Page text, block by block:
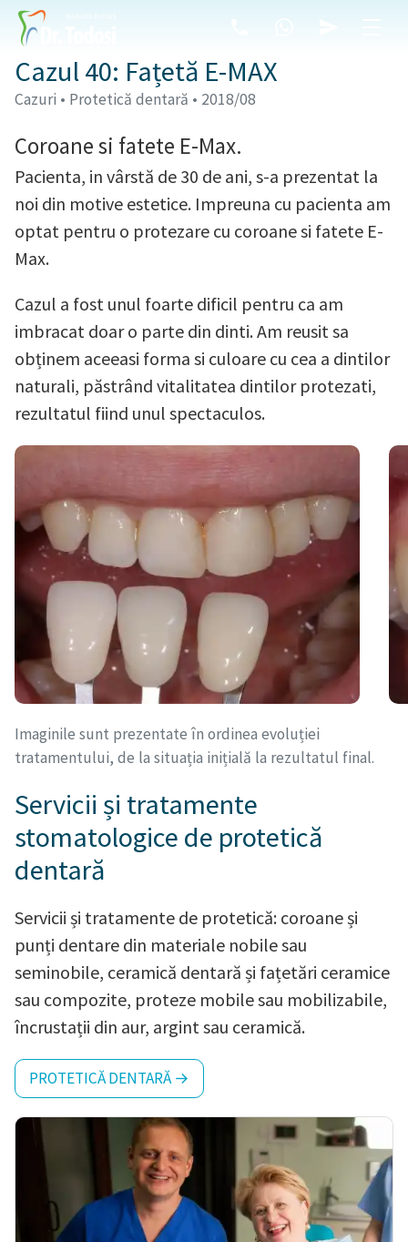
Cazul 40: Fațetă E-MAX
Cazuri • Protetică dentară • 2018/08
Coroane si fatete E-Max.
Pacienta, in vârstă de 30 de ani, s-a prezentat la
noi din motive estetice. Impreuna cu pacienta am
optat pentru o protezare cu coroane si fatete E-
Max.
Cazul a fost unul foarte dificil pentru ca am
imbracat doar o parte din dinti. Am reusit sa
obținem aceeasi forma si culoare cu cea a dintilor
naturali, păstrând vitalitatea dintilor protezati,
rezultatul fiind unul spectaculos.
Imaginile sunt prezentate în ordinea evoluției
tratamentului, de la situația inițială la rezultatul final.
Servicii și tratamente
stomatologice de protetică
dentară
Servicii și tratamente de protetică: coroane și
punți dentare din materiale nobile sau
seminobile, ceramică dentară și fațetări ceramice
sau compozite, proteze mobile sau mobilizabile,
încrustații din aur, argint sau ceramică.
PROTETICĂ DENTARĂ →